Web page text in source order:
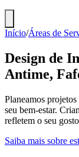
Início/Áreas de
Design de
Antime,
Planeamos
seu bem-estar.
refletem o seu
Saiba mais sobre